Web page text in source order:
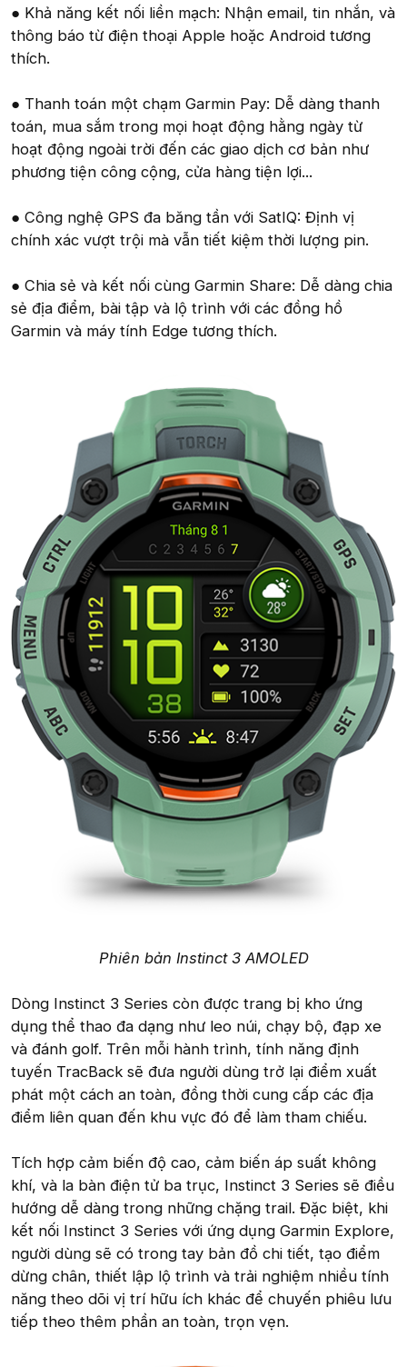
● Khả năng kết nối liền mạch: Nhận email, tin nhắn, và
thông báo từ điện thoại Apple hoặc Android tương
thích.
● Thanh toán một chạm Garmin Pay: Dễ dàng thanh
toán, mua sắm trong mọi hoạt động hằng ngày từ
hoạt động ngoài trời đến các giao dịch cơ bản như
phương tiện công cộng, cửa hàng tiện lợi...
● Công nghệ GPS đa băng tần với SatIQ: Định vị
chính xác vượt trội mà vẫn tiết kiệm thời lượng pin.
● Chia sẻ và kết nối cùng Garmin Share: Dễ dàng chia
sẻ địa điểm, bài tập và lộ trình với các đồng hồ
Garmin và máy tính Edge tương thích.
Phiên bản Instinct 3 AMOLED
Dòng Instinct 3 Series còn được trang bị kho ứng
dụng thể thao đa dạng như leo núi, chạy bộ, đạp xe
và đánh golf. Trên mỗi hành trình, tính năng định
tuyến TracBack sẽ đưa người dùng trở lại điểm xuất
phát một cách an toàn, đồng thời cung cấp các địa
điểm liên quan đến khu vực đó để làm tham chiếu.
Tích hợp cảm biến độ cao, cảm biến áp suất không
khí, và la bàn điện tử ba trục, Instinct 3 Series sẽ điều
hướng dễ dàng trong những chặng trail. Đặc biệt, khi
kết nối Instinct 3 Series với ứng dụng Garmin Explore,
người dùng sẽ có trong tay bản đồ chi tiết, tạo điểm
dừng chân, thiết lập lộ trình và trải nghiệm nhiều tính
năng theo dõi vị trí hữu ích khác để chuyến phiêu lưu
tiếp theo thêm phần an toàn, trọn vẹn.